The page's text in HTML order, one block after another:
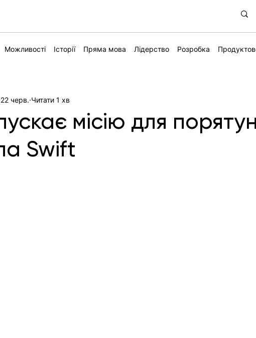
Можливості Історії Пряма мова Лідерство Розробка
місію для
Swift
22 черв. Читати 1 хв